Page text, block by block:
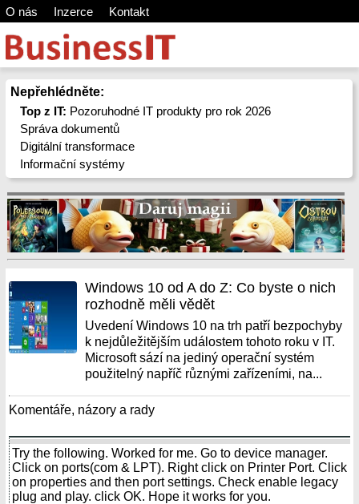
O nás Inzerce Kontakt
Nepřehlédněte:
Top z IT: Pozoruhodné IT produkty pro rok 2026
Správa dokumentů
Digitální transformace
Informační systémy
Windows 10 od A do Z: Co byste o nich
rozhodně měli vědět
Uvedení Windows 10 na trh patří bezpochyby
k nejdůležitějším událostem tohoto roku v IT.
Microsoft sází na jediný operační systém
použitelný napříč různými zařízeními, na...
Komentáře, názory a rady
Try the following. Worked for me. Go to device manager.
Click on ports(com & LPT). Right click on Printer Port. Click
on properties and then port settings. Check enable legacy
plug and play. click OK. Hope it works for you.